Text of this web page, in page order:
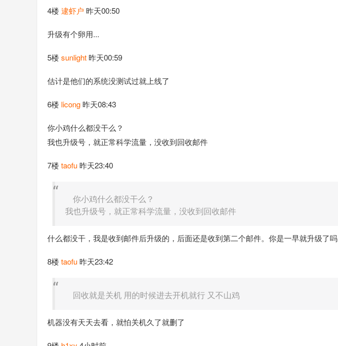
4楼 逮虾户 昨天00:50
升级有个卵用...
5楼 sunlight 昨天00:59
估计是他们的系统没测试过就上线了
6楼 licong 昨天08:43
你小鸡什么都没干么？
我也升级号，就正常科学流量，没收到回收邮件
7楼 taofu 昨天23:40
你小鸡什么都没干么？
我也升级号，就正常科学流量，没收到回收邮件
什么都没干，我是收到邮件后升级的，后面还是收到第二个邮件。你是一早就升级了吗
8楼 taofu 昨天23:42
回收就是关机 用的时候进去开机就行 又不山鸡
机器没有天天去看，就怕关机久了就删了